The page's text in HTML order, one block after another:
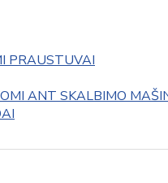
PRAUSTUVAI
ANT SKALBIMO